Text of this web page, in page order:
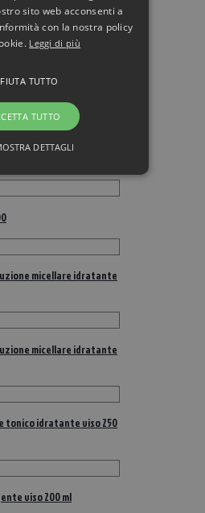
esfolianti delicate
detergente & tonico
micellare idratante
micellare idratante
tonico idratante viso 250
viso 200 ml
sito web acconsenti a
con la nostra policy
Leggi di più
TUTTO
TUTTO
DETTAGLI